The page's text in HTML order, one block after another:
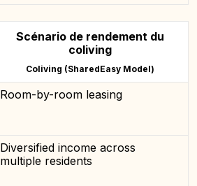
Scénario de rendement du
coliving
Coliving (SharedEasy Model)
Room-by-room leasing
Diversified income across
multiple residents